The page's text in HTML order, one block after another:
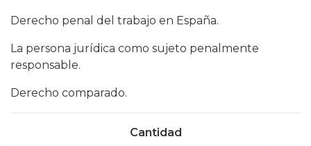
Derecho penal del trabajo en España.
La persona jurídica como sujeto penalmente
responsable.
Derecho comparado.
Cantidad